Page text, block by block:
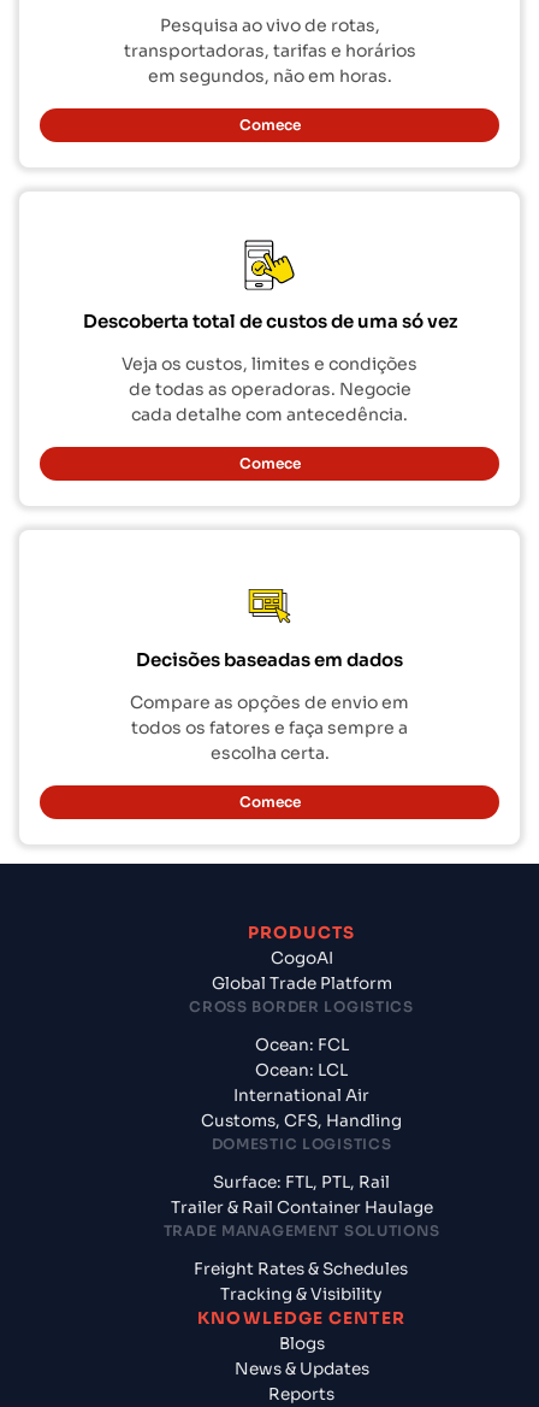
Pesquisa ao vivo de rotas,
transportadoras, tarifas e horários
em segundos, não em horas.
Comece
Descoberta total de custos de uma só vez
Veja os custos, limites e condições
de todas as operadoras. Negocie
cada detalhe com antecedência.
Comece
Decisões baseadas em dados
Compare as opções de envio em
todos os fatores e faça sempre a
escolha certa.
Comece
PRODUCTS
CogoAI
Global Trade Platform
CROSS BORDER LOGISTICS
Ocean: FCL
Ocean: LCL
International Air
Customs, CFS, Handling
DOMESTIC LOGISTICS
Surface: FTL, PTL, Rail
Trailer & Rail Container Haulage
TRADE MANAGEMENT SOLUTIONS
Freight Rates & Schedules
Tracking & Visibility
KNOWLEDGE CENTER
Blogs
News & Updates
Reports